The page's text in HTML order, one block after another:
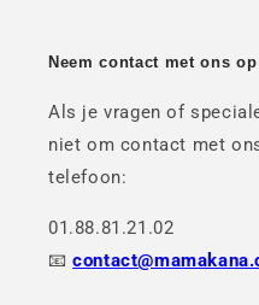
Neem contact met ons op
Als je vragen of
niet om contact met
telefoon:
01.88.81.21.02
📧